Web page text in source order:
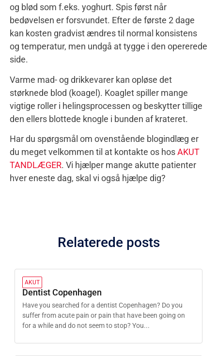
og blød som f.eks. yoghurt. Spis først når
bedøvelsen er forsvundet. Efter de første 2 dage
kan kosten gradvist ændres til normal konsistens
og temperatur, men undgå at tygge i den opererede
side.
Varme mad- og drikkevarer kan opløse det
størknede blod (koagel). Koaglet spiller mange
vigtige roller i helingsprocessen og beskytter tillige
den ellers blottede knogle i bunden af krateret.
Har du spørgsmål om ovenstående blogindlæg er
du meget velkommen til at kontakte os hosAKUT
TANDLÆGER. Vi hjælper mange akutte patienter
hver eneste dag, skal vi også hjælpe dig?
Relaterede posts
AKUT
Dentist Copenhagen
Have you searched for a dentist Copenhagen? Do you
suffer from acute pain or pain that have been going on
for a while and do not seem to stop? You...